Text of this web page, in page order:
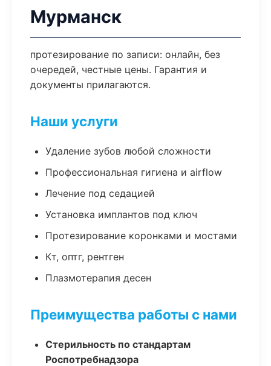
Мурманск
протезирование по записи: онлайн, без
очередей, честные цены. Гарантия и
документы прилагаются.
Наши услуги
Удаление зубов любой сложности
Профессиональная гигиена и airflow
Лечение под седацией
Установка имплантов под ключ
Протезирование коронками и мостами
Кт, оптг, рентген
Плазмотерапия десен
Преимущества работы с нами
Стерильность по стандартам
Роспотребнадзора